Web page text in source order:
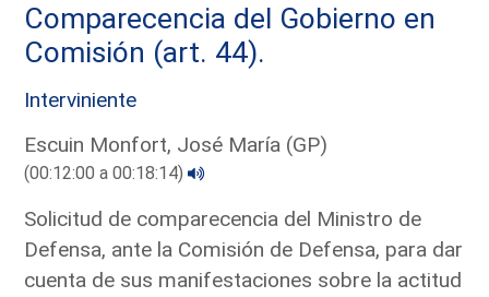
Comparecencia del Gobierno en
Comisión (art. 44).
Interviniente
Escuin Monfort, José María (GP)
(00:12:00 a 00:18:14)
Solicitud de comparecencia del Ministro de
Defensa, ante la Comisión de Defensa, para dar
cuenta de sus manifestaciones sobre la actitud